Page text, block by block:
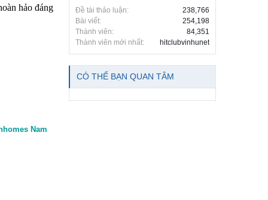
hảo đáng
Nam
Đề tài thảo luận:
238,766
Bài viết:
254,198
Thành viên:
84,351
Thành viên mới nhất:
hitclubvinhunet
CÓ THỂ BẠN QUAN TÂM